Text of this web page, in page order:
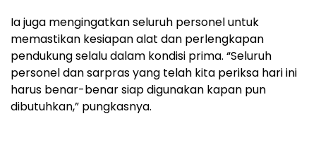
Ia juga mengingatkan seluruh personel untuk
memastikan kesiapan alat dan perlengkapan
pendukung selalu dalam kondisi prima. “Seluruh
personel dan sarpras yang telah kita periksa hari ini
harus benar-benar siap digunakan kapan pun
dibutuhkan,” pungkasnya.